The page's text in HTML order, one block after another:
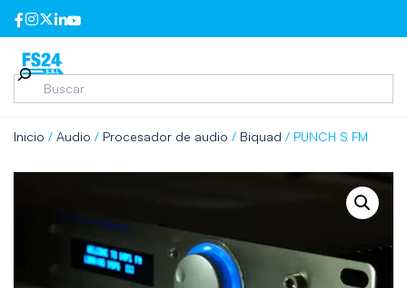
Inicio / Audio / Procesador de audio / Biquad / PUNCH S FM